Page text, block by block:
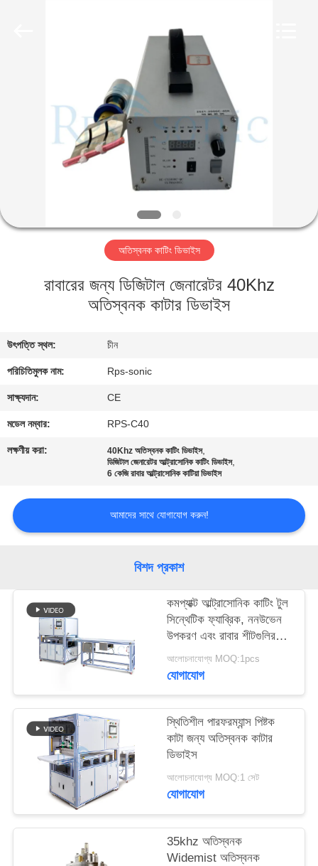
কারখানা
যোগাযোগ
করুন
খবর
সাইট
গোপনীয়তা
অতিস্বনক কাটিং ডিভাইস
রাবারের জন্য ডিজিটাল জেনারেটর 40Khz
অতিস্বনক কাটার ডিভাইস
উৎপত্তি স্থল: চীন
পরিচিতিমুলক নাম: Rps-sonic
সাক্ষ্যদান: CE
মডেল নম্বার: RPS-C40
লক্ষণীয় করা: 40Khz অতিস্বনক কাটিং ডিভাইস,
ডিজিটাল জেনারেটর আল্ট্রাসোনিক কাটিং ডিভাইস,
6 কেজি রাবার আল্ট্রাসোনিক কাটিয়া ডিভাইস
আমাদের সাথে যোগাযোগ করুন!
বিশদ প্রকাশ
কমপ্যাক্ট আল্ট্রাসোনিক কাটিং টুল
সিন্থেটিক ফ্যাব্রিক, ননউভেন
উপকরণ এবং রাবার শীটগুলির
বিরামবিহীন কাটার জন্য ডিজাইন
করা হয়েছে
আলোচনাযোগ্য MOQ:1pcs
যোগাযোগ
স্থিতিশীল পারফরম্যান্স পিষ্টক
কাটা জন্য অতিস্বনক কাটার
ডিভাইস
আলোচনাযোগ্য MOQ:1 সেট
যোগাযোগ
35khz অতিস্বনক
Widemist অতিস্বনক